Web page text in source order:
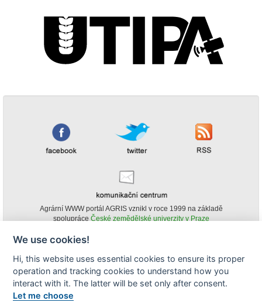
Agrární WWW portál AGRIS vznikl v roce 1999 na základě
spolupráce České zemědělské univerzity v Praze
obsahu agrárního WWW portálu AGRIS je možné
(pokud není uvedeno jinak) pouze za podmínky uvedení zdroje v podobě
www.agris.cz a data publikace v AGRISu.
We use cookies!
Hi, this website uses essential cookies to ensure its proper
operation and tracking cookies to understand how you
interact with it. The latter will be set only after consent.
Let me choose